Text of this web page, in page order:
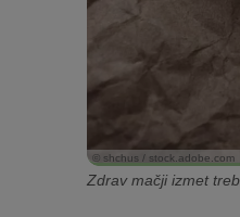
© shchus / stock.adobe.com
Zdrav mačji izmet